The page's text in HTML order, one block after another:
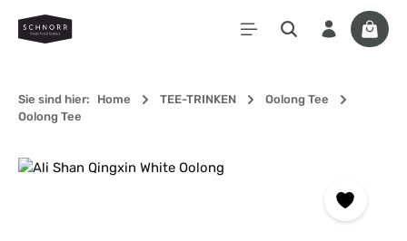
Zum Hauptinhalt springen
Sie sind hier: Home TEE-TRINKEN
Oolong Tee
Oolong Tee
Bildergalerie überspringen